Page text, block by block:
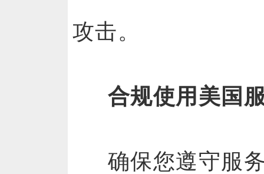
攻击。
合规使用美国
确保您遵守服